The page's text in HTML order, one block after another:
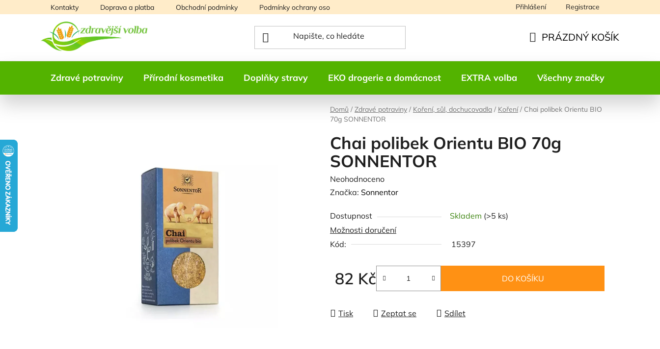
na
Kontakty Doprava a platba Obchodní podmínky Podmínky ochrany osobních údajů Přihlášení Registrace
KOŠÍK
PRÁZDNÝ KOŠÍK
Zdravé potraviny Přírodní kosmetika Doplňky stravy EKO drogerie a domácnost EXTRA volba Všechny značky
Domů / Zdravé potraviny / Koření, sůl, dochucovadla / Koření / Chai polibek Orientu BIO
70g SONNENTOR
Chai polibek Orientu BIO 70g
SONNENTOR
Průměrné
hodnocení
je
0,0
z
hvězdiček.
Neohodnoceno
Značka: Sonnentor
Dostupnost Skladem (>5 ks)
Možnosti doručení
Kód:
15397
82 Kč
Měrná cena:
DO KOŠÍKU
Tisk Zeptat se Sdílet